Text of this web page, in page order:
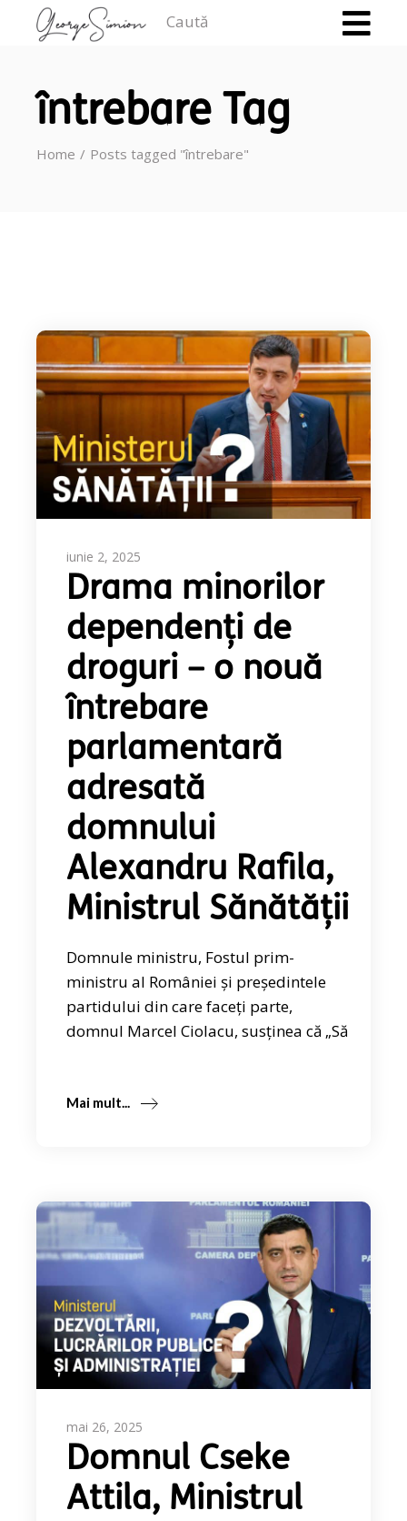
întrebare Tag
Home Posts tagged "întrebare"
iunie 2, 2025
Drama minorilor
dependenți de
droguri – o nouă
întrebare
parlamentară
adresată
domnului
Alexandru Rafila,
Ministrul Sănătății
Domnule ministru, Fostul prim-
ministru al României și președintele
partidului din care faceți parte,
domnul Marcel Ciolacu, susținea că „Să
Mai mult...
mai 26, 2025
Domnul Cseke
Attila, Ministrul